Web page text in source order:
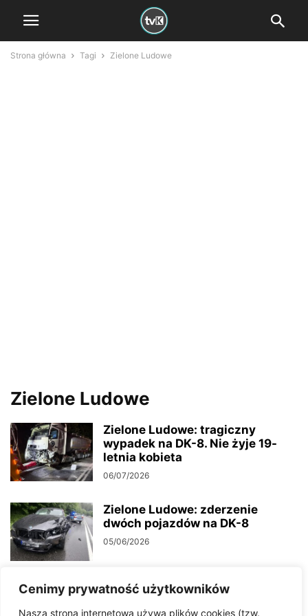
Cenimy prywatność użytkowników
Nasza strona internetowa używa plików cookies (tzw.
Strona główna Tagi Zielone Ludowe
Zielone Ludowe
Zielone Ludowe: tragiczny
wypadek na DK-8. Nie żyje 19-
letnia kobieta
06/07/2026
Zielone Ludowe: zderzenie
dwóch pojazdów na DK-8
05/06/2026
Zdarzenie drogowe na wysokości